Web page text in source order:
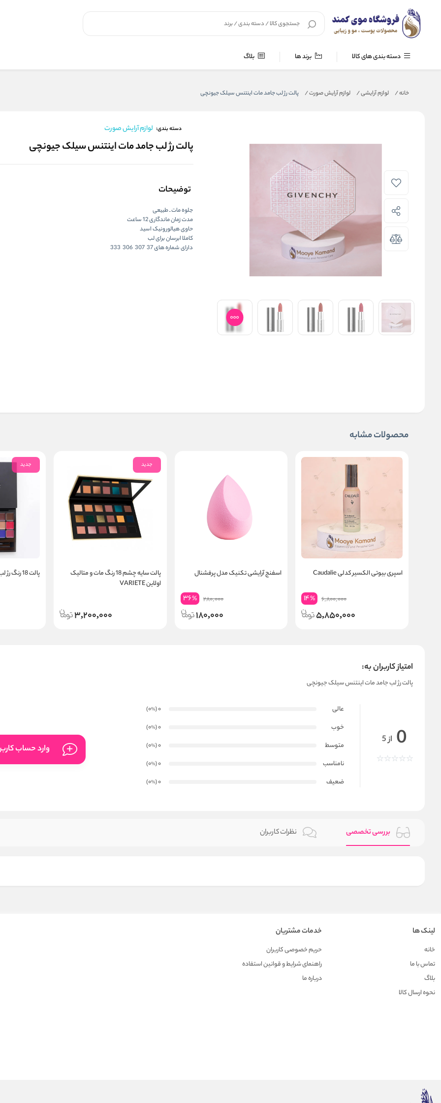
دسته بندی های کالا برند ها بلاگ
خانه/ لوازم آرایشی/ لوازم آرایش صورت/ پالت رژ لب جامد مات اینتنس سیلک جیونچی
دسته بندی: لوازم آرایش صورت
پالت رژ لب جامد مات اینتنس سیلک جیونچی
توضیحات
جلوه مات ـ طبیعی
مدت زمان ماندگاری 12 ساعت
حاوی هیالورونیک اسید
کاملا ابرسان برای لب
دارای شماره های 37 307 306 333
محصولات مشابه
اسپری بیوتی الکسیر کدلی Caudalie
6,800,000
14%
5,850,000
اسفنج آرایشی تکنیک مدل پرفشنال
280,000
36%
180,000
جدید
پالت سایه چشم 18 رنگ مات و متالیک
اولاین VARIETE
3,200,000
جدید
پالت 18 رنگ رژ لب برند راما Raama
امتیاز کاربران به:
پالت رژ لب جامد مات اینتنس سیلک جیونچی
0 از 5
عالی 0
(0
%
)
خوب
0
(0
%
)
متوسط
0
(0
%
)
نامناسب
0
(0
%
)
ضعیف
0
(0
%
)
وارد حساب
بررسی تخصصی نظرات کاربران
لینک ها
خانه
تماس با ما
بلاگ
نحوه ارسال کالا
خدمات مشتریان
حریم خصوصی کاربران
راهنمای شرایط و قوانین استفاده
درباره ما